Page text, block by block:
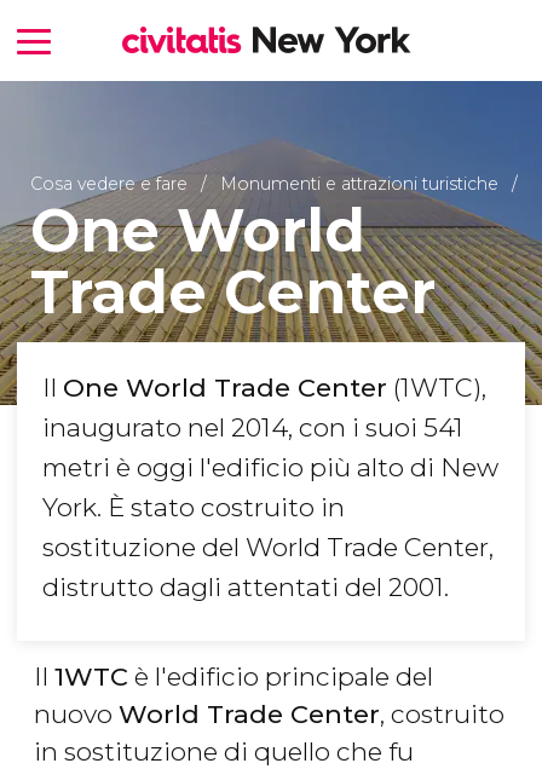
Cosa vedere e fare Monumenti e attrazioni turistiche
One World
Trade Center
Il One World Trade Center (1WTC),
inaugurato nel 2014, con i suoi 541
metri è oggi l'edificio più alto di New
York. È stato costruito in
sostituzione del World Trade Center,
distrutto dagli attentati del 2001.
Il 1WTC è l'edificio principale del
nuovo World Trade Center, costruito
in sostituzione di quello che fu